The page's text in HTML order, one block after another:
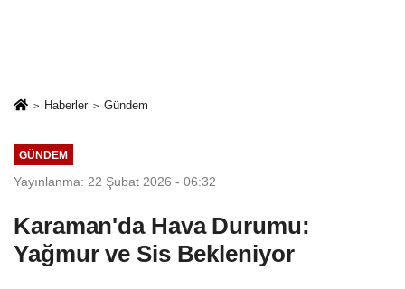
Haberler Gündem
GÜNDEM
Yayınlanma: 22 Şubat 2026 - 06:32
Karaman'da Hava Durumu:
Yağmur ve Sis Bekleniyor